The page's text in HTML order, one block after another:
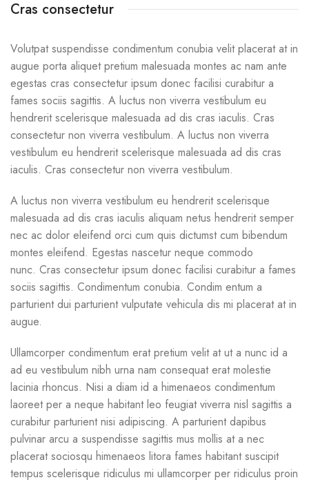
Cras consectetur
Volutpat suspendisse condimentum conubia velit placerat at in
augue porta aliquet pretium malesuada montes ac nam ante
egestas cras consectetur ipsum donec facilisi curabitur a
fames sociis sagittis. A luctus non viverra vestibulum eu
hendrerit scelerisque malesuada ad dis cras iaculis. Cras
consectetur non viverra vestibulum. A luctus non viverra
vestibulum eu hendrerit scelerisque malesuada ad dis cras
iaculis. Cras consectetur non viverra vestibulum.
A luctus non viverra vestibulum eu hendrerit scelerisque
malesuada ad dis cras iaculis aliquam netus hendrerit semper
nec ac dolor eleifend orci cum quis dictumst cum bibendum
montes eleifend. Egestas nascetur neque commodo
nunc. Cras consectetur ipsum donec facilisi curabitur a fames
sociis sagittis. Condimentum conubia. Condim entum a
parturient dui parturient vulputate vehicula dis mi placerat at in
augue.
Ullamcorper condimentum erat pretium velit at ut a nunc id a
ad eu vestibulum nibh urna nam consequat erat molestie
lacinia rhoncus. Nisi a diam id a himenaeos condimentum
laoreet per a neque habitant leo feugiat viverra nisl sagittis a
curabitur parturient nisi adipiscing. A parturient dapibus
pulvinar arcu a suspendisse sagittis mus mollis at a nec
placerat sociosqu himenaeos litora fames habitant suscipit
tempus scelerisque ridiculus mi ullamcorper per ridiculus proin